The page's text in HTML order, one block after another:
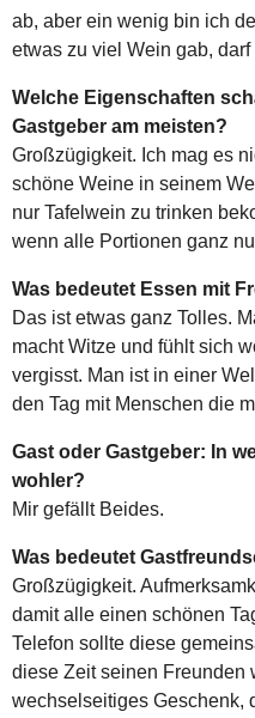
ab, aber ein wenig bin ich
etwas zu viel Wein gab,
Welche Eigenschaften
Gastgeber am meisten?
Großzügigkeit. Ich mag es
schöne Weine in seinem
nur Tafelwein zu trinken
wenn alle Portionen ganz
Was bedeutet Essen mit
Das ist etwas ganz Tolles.
macht Witze und fühlt sich
vergisst. Man ist in einer
den Tag mit Menschen die
Gast oder Gastgeber: In
wohler?
Mir gefällt Beides.
Was bedeutet
Großzügigkeit.
damit alle einen schönen
Telefon sollte diese
diese Zeit seinen Freunden
wechselseitiges Geschenk,